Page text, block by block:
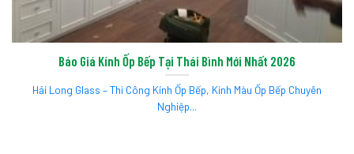
Báo Giá Kính Ốp Bếp Tại Thái Bình Mới Nhất 2026
Hải Long Glass – Thi Công Kính Ốp Bếp, Kính Màu Ốp Bếp Chuyên
Nghiệp...